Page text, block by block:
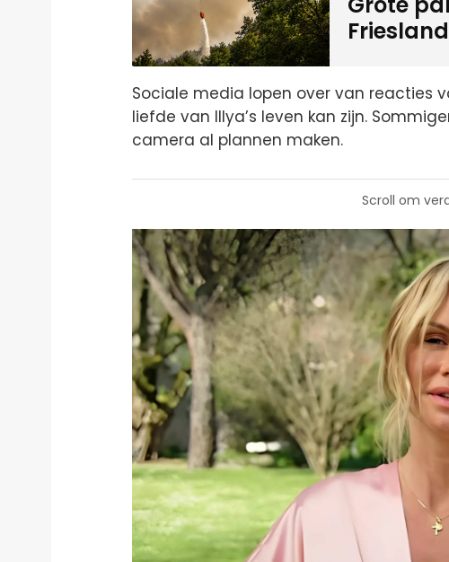
Sociale media lopen over van reacties
liefde van Illya’s leven kan zijn.
camera al plannen maken.
Scroll om